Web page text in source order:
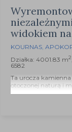
widokiem
KOURNAS,
Działka: 4001.83 m2
6582
Ta urocza kamienna
otoczonej naturą i